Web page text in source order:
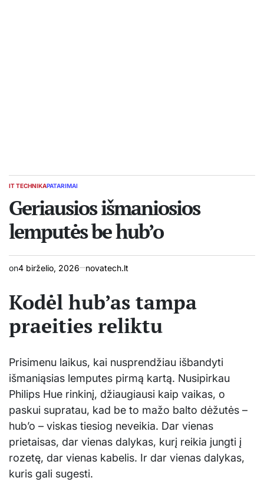
POSTED
IT TECHNIKAPATARIMAI
Geriausios išmaniosios
lemputės be hub’o
on4 birželio, 2026 novatech.lt
Kodėl hub’as tampa
praeities reliktu
Prisimenu laikus, kai nusprendžiau išbandyti
išmaniąsias lemputes pirmą kartą. Nusipirkau
Philips Hue rinkinį, džiaugiausi kaip vaikas, o
paskui supratau, kad be to mažo balto dėžutės –
hub’o – viskas tiesiog neveikia. Dar vienas
prietaisas, dar vienas dalykas, kurį reikia jungti į
rozetę, dar vienas kabelis. Ir dar vienas dalykas,
kuris gali sugesti.